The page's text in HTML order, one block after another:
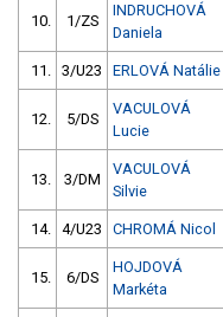
10. 1/ZS
INDRUCHOVÁ
Daniela
11. 3/U23 ERLOVÁ Natálie
12. 5/DS
VACULOVÁ
Lucie
13. 3/DM
VACULOVÁ
Silvie
14. 4/U23 CHROMÁ Nicol
15. 6/DS
HOJDOVÁ
Markéta